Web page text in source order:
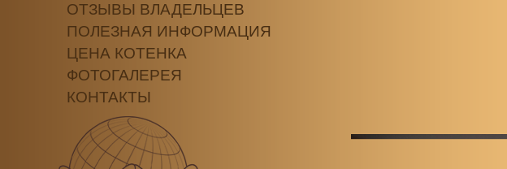
ОТЗЫВЫ ВЛАДЕЛЬЦЕВ
ПОЛЕЗНАЯ ИНФОРМАЦИЯ
ЦЕНА КОТЕНКА
ФОТОГАЛЕРЕЯ
КОНТАКТЫ